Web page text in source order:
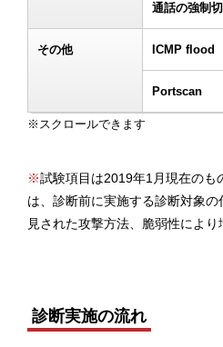
通話の強制
その他 ICMP flood
Portscan
※試験項目は2019年1月現在のも
は、診断前に実施する診断対象
見された攻撃方法、脆弱性により
診断実施の流れ